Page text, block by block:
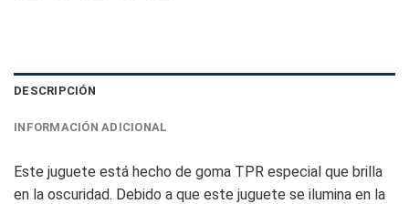
DESCRIPCIÓN
INFORMACIÓN ADICIONAL
Este juguete está hecho de goma TPR especial que brilla
en la oscuridad. Debido a que este juguete se ilumina en la